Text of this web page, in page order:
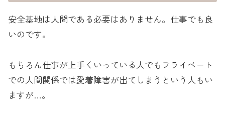
安全基地は人間である必要はありません。仕事でも良
いのです。
もちろん仕事が上手くいっている人でもプライベート
での人間関係では愛着障害が出てしまうという人もい
ますが…。